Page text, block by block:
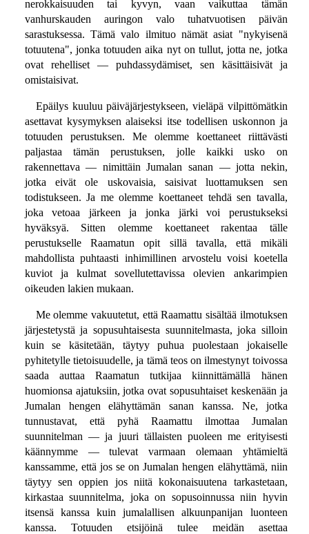
nerokkaisuuden tai kyvyn, vaan vaikuttaa tämän
vanhurskauden auringon valo tuhatvuotisen päivän
sarastuksessa. Tämä valo ilmituo nämät asiat "nykyisenä
totuutena", jonka totuuden aika nyt on tullut, jotta ne, jotka
ovat rehelliset — puhdassydämiset, sen käsittäisivät ja
omistaisivat.
Epäilys kuuluu päiväjärjestykseen, vieläpä vilpittömätkin
asettavat kysymyksen alaiseksi itse todellisen uskonnon ja
totuuden perustuksen. Me olemme koettaneet riittävästi
paljastaa tämän perustuksen, jolle kaikki usko on
rakennettava — nimittäin Jumalan sanan — jotta nekin,
jotka eivät ole uskovaisia, saisivat luottamuksen sen
todistukseen. Ja me olemme koettaneet tehdä sen tavalla,
joka vetoaa järkeen ja jonka järki voi perustukseksi
hyväksyä. Sitten olemme koettaneet rakentaa tälle
perustukselle Raamatun opit sillä tavalla, että mikäli
mahdollista puhtaasti inhimillinen arvostelu voisi koetella
kuviot ja kulmat sovellutettavissa olevien ankarimpien
oikeuden lakien mukaan.
Me olemme vakuutetut, että Raamattu sisältää ilmotuksen
järjestetystä ja sopusuhtaisesta suunnitelmasta, joka silloin
kuin se käsitetään, täytyy puhua puolestaan jokaiselle
pyhitetylle tietoisuudelle, ja tämä teos on ilmestynyt toivossa
saada auttaa Raamatun tutkijaa kiinnittämällä hänen
huomionsa ajatuksiin, jotka ovat sopusuhtaiset keskenään ja
Jumalan hengen elähyttämän sanan kanssa. Ne, jotka
tunnustavat, että pyhä Raamattu ilmottaa Jumalan
suunnitelman — ja juuri tällaisten puoleen me erityisesti
käännymme — tulevat varmaan olemaan yhtämieltä
kanssamme, että jos se on Jumalan hengen elähyttämä, niin
täytyy sen oppien jos niitä kokonaisuutena tarkastetaan,
kirkastaa suunnitelma, joka on sopusoinnussa niin hyvin
itsensä kanssa kuin jumalallisen alkuunpanijan luonteen
kanssa. Totuuden etsijöinä tulee meidän asettaa